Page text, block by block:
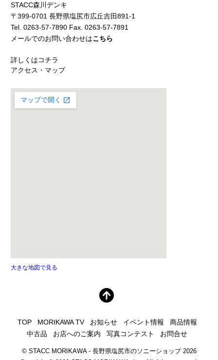
STACC森川デンキ
〒399-0701 長野県塩尻市広丘吉田891-1
Tel. 0263-57-7890 Fax. 0263-57-7891
メールでのお問い合わせはこちら
詳しくはコチラ
アクセス・マップ
大きな地図で見る
TOP MORIKAWA TV お知らせ イベント情報
商品情報
中古品
お店へのご案内 写真コンテスト お問合せ
© STACC MORIKAWA - 長野県塩尻市のソニーショップ2026